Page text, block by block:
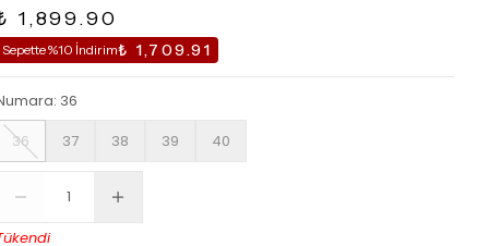
1,899.90
Sepette %10 İndirim₺ 1,709.91
: 36
36
37 38 39 40